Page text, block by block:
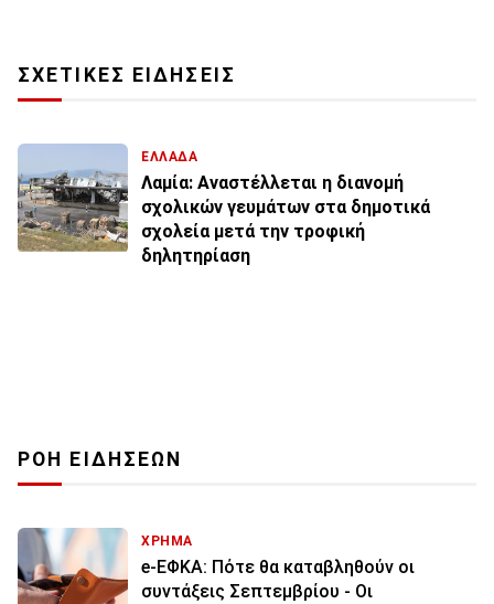
ΣΧΕΤΙΚΕΣ ΕΙΔΗΣΕΙΣ
ΕΛΛΑΔΑ
Λαμία: Αναστέλλεται η διανομή
σχολικών γευμάτων στα δημοτικά
σχολεία μετά την τροφική
δηλητηρίαση
ΡΟΗ ΕΙΔΗΣΕΩΝ
ΧΡΗΜΑ
e-ΕΦΚΑ: Πότε θα καταβληθούν οι
συντάξεις Σεπτεμβρίου - Οι